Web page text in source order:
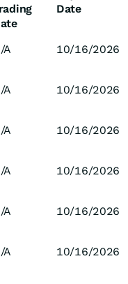
Date
A 10/16/2026
A 10/16/2026
A 10/16/2026
A 10/16/2026
A 10/16/2026
A 10/16/2026